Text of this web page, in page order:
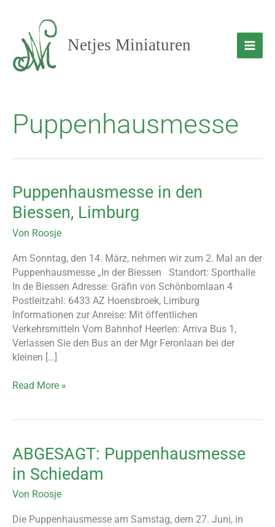
springen
Netjes Miniaturen
Puppenhausmesse
Puppenhausmesse in den
Biessen, Limburg
Von Roosje
Am Sonntag, den 14. März, nehmen wir zum 2. Mal an der
Puppenhausmesse „In der Biessen Standort: Sporthalle
In de Biessen Adresse: Gräfin von Schönbornlaan 4
Postleitzahl: 6433 AZ Hoensbroek, Limburg
Informationen zur Anreise: Mit öffentlichen
Verkehrsmitteln Vom Bahnhof Heerlen: Arriva Bus 1,
Verlassen Sie den Bus an der Mgr Feronlaan bei der
kleinen […]
Puppenhausmesse
den
Biessen,
Read More »
ABGESAGT: Puppenhausmesse
in Schiedam
Von Roosje
Die Puppenhausmesse am Samstag, dem 27. Juni, in
ABGESAGT:
Puppenhausmesse
in
Schiedam